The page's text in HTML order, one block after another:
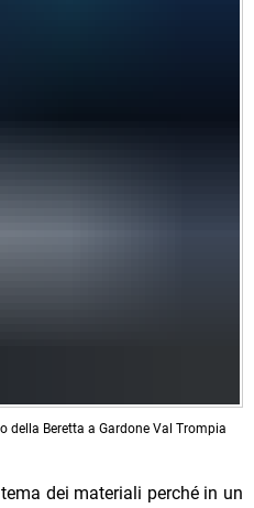
della Beretta a Gardone Val Trompia
dei materiali perché in un